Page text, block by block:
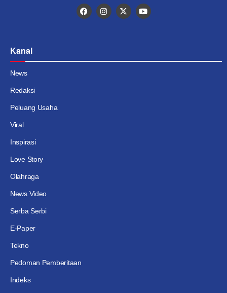
Kanal
News
Redaksi
Peluang Usaha
Viral
Inspirasi
Love Story
Olahraga
News Video
Serba Serbi
E-Paper
Tekno
Pedoman Pemberitaan
Indeks